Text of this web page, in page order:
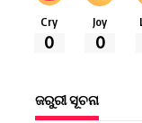
Cry
0
Joy
0
ଜରୁରୀ ସୂଚନା